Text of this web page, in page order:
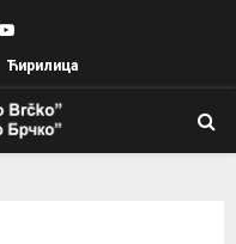
Youtube
Ћирилица